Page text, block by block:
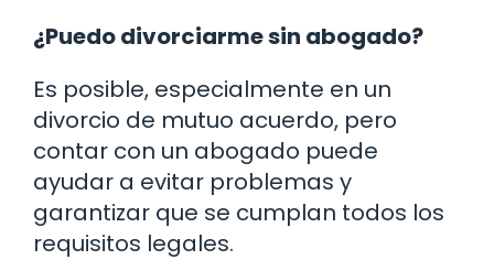
¿Puedo divorciarme sin abogado?
Es posible, especialmente en un
divorcio de mutuo acuerdo, pero
contar con un abogado puede
ayudar a evitar problemas y
garantizar que se cumplan todos los
requisitos legales.